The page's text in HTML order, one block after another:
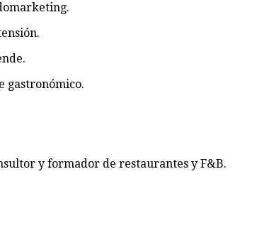
gastronómico.
y formador de restaurantes y F&B.